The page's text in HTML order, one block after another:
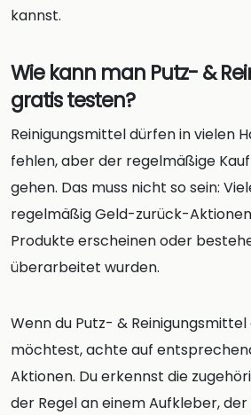
kannst.
Wie kann man Putz- &
gratis testen?
Reinigungsmittel dürfen in vielen
fehlen, aber der regelmäßige
gehen. Das muss nicht so sein:
regelmäßig Geld-zurück-
Produkte erscheinen oder
überarbeitet wurden.
Wenn du Putz- &
möchtest, achte auf
Aktionen. Du erkennst die
der Regel an einem Aufkleber,